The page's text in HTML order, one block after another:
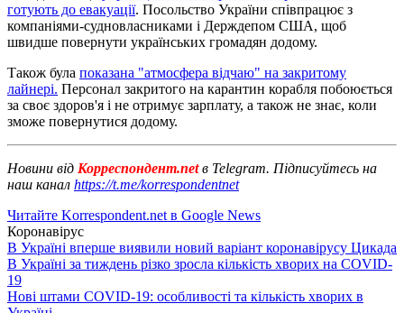
готують до евакуації. Посольство України співпрацює з
компаніями-судновласниками і Держдепом США, щоб
швидше повернути українських громадян додому.
Також була показана "атмосфера відчаю" на закритому
лайнері. Персонал закритого на карантин корабля побоюється
за своє здоров'я і не отримує зарплату, а також не знає, коли
зможе повернутися додому.
Новини від Корреспондент.netв Telegram. Підписуйтесь на
наш канал https://t.me/korrespondentnet
Читайте Korrespondent.net в Google News
Коронавірус
В Україні вперше виявили новий варіант коронавірусу Цикада
В Україні за тиждень різко зросла кількість хворих на COVID-
19
Нові штами COVID-19: особливості та кількість хворих в